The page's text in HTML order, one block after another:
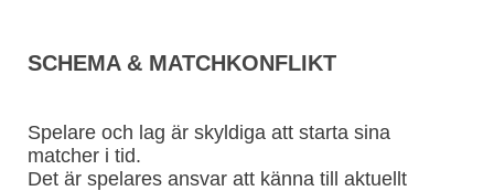
SCHEMA & MATCHKONFLIKT
Spelare och lag är skyldiga att starta sina
matcher i tid.
Det är spelares ansvar att känna till aktuellt